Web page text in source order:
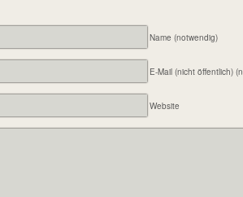
Name (notwendig)
E-Mail (nicht öffentlich)
Website